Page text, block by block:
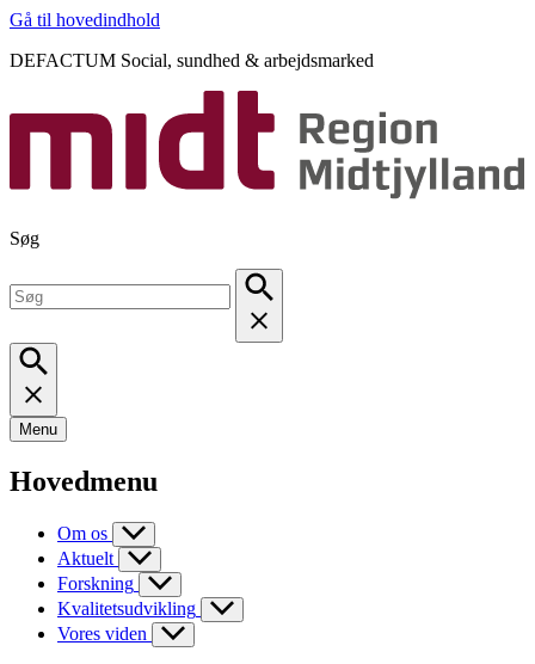
Gå til hovedindhold
DEFACTUM Social, sundhed & arbejdsmarked
Søg
Menu
Hovedmenu
Om os
Aktuelt
Forskning
Kvalitetsudvikling
Vores viden